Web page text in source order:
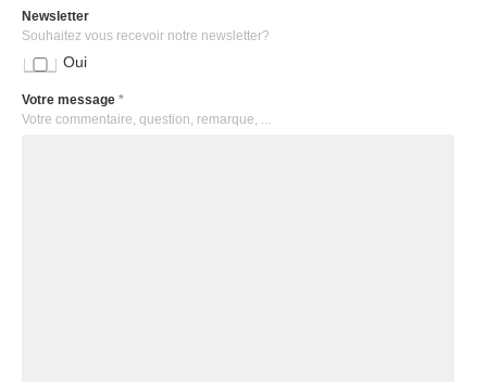
Newsletter
Souhaitez vous recevoir notre newsletter?
Oui
Votre message *
Votre commentaire, question, remarque, ...